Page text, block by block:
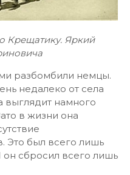
Крещатику. Яркий
разбомбили немцы.
недалеко от села
намного
в жизни она
Это был всего лишь
сбросил всего лишь